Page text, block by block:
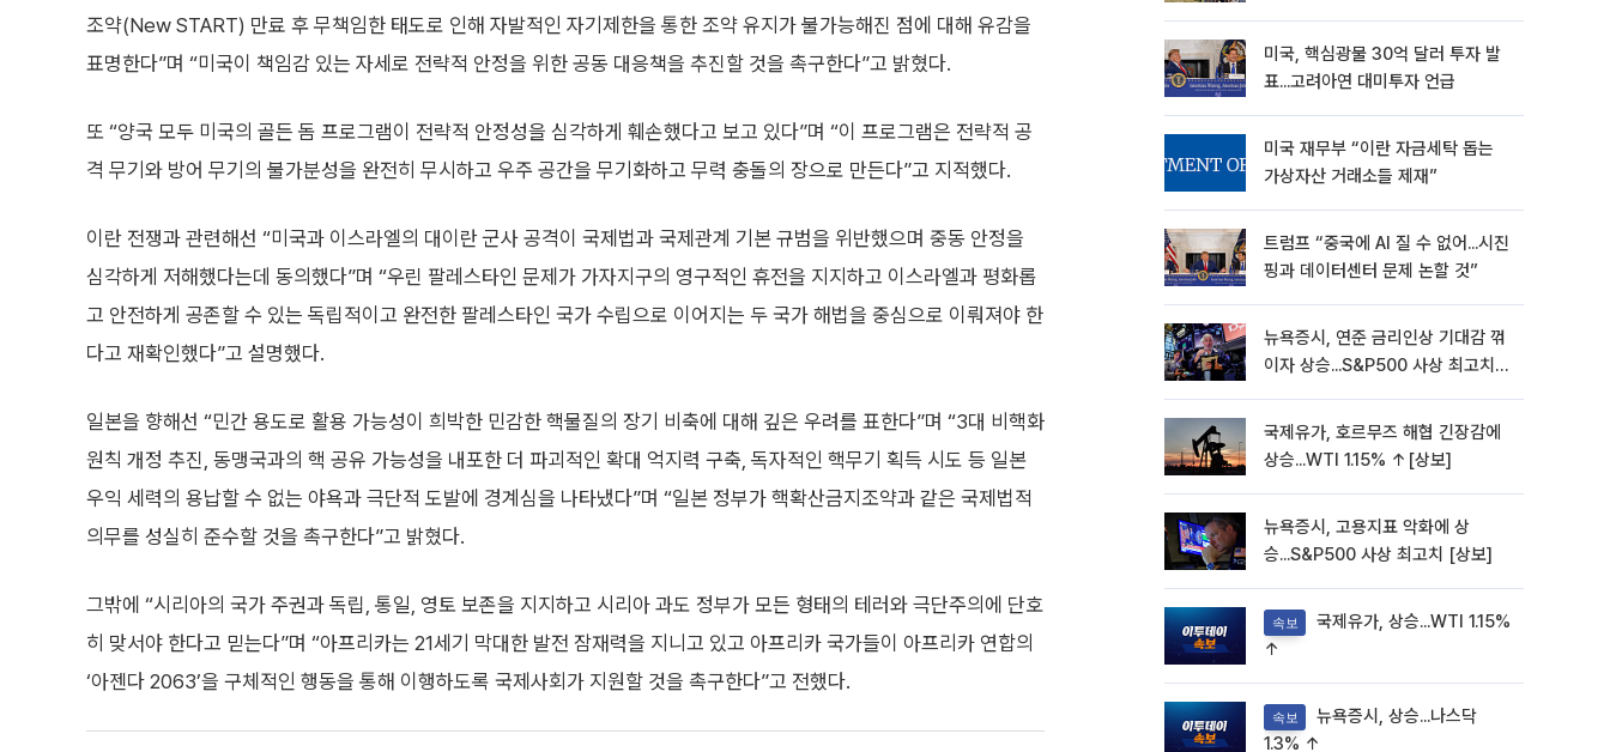
조약(New START) 만료 후 무책임한 태도로 인해 자발적인 자기제한을 통한 조약 유지가 불가능해진 점에 대해 유감을
표명한다”며 “미국이 책임감 있는 자세로 전략적 안정을 위한 공동 대응책을 추진할 것을 촉구한다”고 밝혔다.
또 “양국 모두 미국의 골든 돔 프로그램이 전략적 안정성을 심각하게 훼손했다고 보고 있다”며 “이 프로그램은 전략적 공
격 무기와 방어 무기의 불가분성을 완전히 무시하고 우주 공간을 무기화하고 무력 충돌의 장으로 만든다”고 지적했다.
이란 전쟁과 관련해선 “미국과 이스라엘의 대이란 군사 공격이 국제법과 국제관계 기본 규범을 위반했으며 중동 안정을
심각하게 저해했다는데 동의했다”며 “우린 팔레스타인 문제가 가자지구의 영구적인 휴전을 지지하고 이스라엘과 평화롭
고 안전하게 공존할 수 있는 독립적이고 완전한 팔레스타인 국가 수립으로 이어지는 두 국가 해법을 중심으로 이뤄져야 한
다고 재확인했다”고 설명했다.
일본을 향해선 “민간 용도로 활용 가능성이 희박한 민감한 핵물질의 장기 비축에 대해 깊은 우려를 표한다”며 “3대 비핵화
원칙 개정 추진, 동맹국과의 핵 공유 가능성을 내포한 더 파괴적인 확대 억지력 구축, 독자적인 핵무기 획득 시도 등 일본
우익 세력의 용납할 수 없는 야욕과 극단적 도발에 경계심을 나타냈다”며 “일본 정부가 핵확산금지조약과 같은 국제법적
의무를 성실히 준수할 것을 촉구한다”고 밝혔다.
그밖에 “시리아의 국가 주권과 독립, 통일, 영토 보존을 지지하고 시리아 과도 정부가 모든 형태의 테러와 극단주의에 단호
히 맞서야 한다고 믿는다”며 “아프리카는 21세기 막대한 발전 잠재력을 지니고 있고 아프리카 국가들이 아프리카 연합의
‘아젠다 2063’을 구체적인 행동을 통해 이행하도록 국제사회가 지원할 것을 촉구한다”고 전했다.
미국, 핵심광물 30억 달러 투자 발
표...고려아연 대미투자 언급
미국 재무부 “이란 자금세탁 돕는
가상자산 거래소들 제재”
트럼프 “중국에 AI 질 수 없어...시진
핑과 데이터센터 문제 논할 것”
뉴욕증시, 연준 금리인상 기대감 꺾
이자 상승...S&P500 사상 최고치
국제유가, 호르무즈 해협 긴장감에
상승...WTI 1.15% ↑[상보]
뉴욕증시, 고용지표 악화에 상
승...S&P500 사상 최고치 [상보]
속보
↑
속보
1.3% ↑